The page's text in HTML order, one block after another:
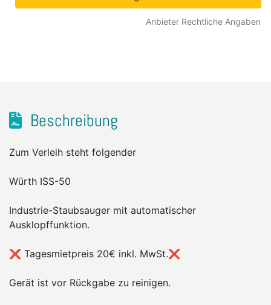
Anbieter Rechtliche Angaben
Beschreibung
Zum Verleih steht folgender
Würth ISS-50
Industrie-Staubsauger mit automatischer
Ausklopffunktion.
❌ Tagesmietpreis 20€ inkl. MwSt.❌
Gerät ist vor Rückgabe zu reinigen.